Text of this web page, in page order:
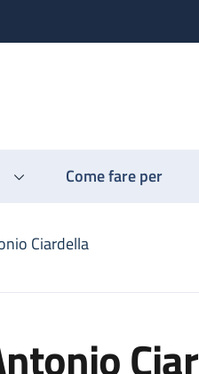
Come fare per
Ciardella